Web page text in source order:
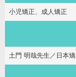
小児矯正、成人矯正
土門 明哉先生／日本